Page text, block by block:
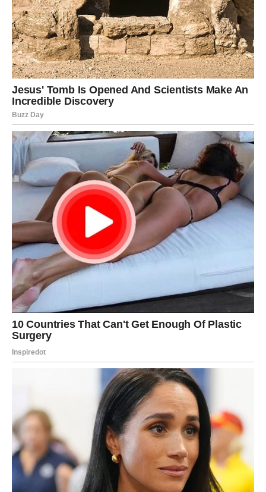
prednost je što se lako kombinuje sa raznim prilozima i
može se pripremiti unapred.
Ako još nisi probala ovu kombinaciju, sada je pravo vreme
da je uvrstiš u svoj nedeljni meni. Uz par začina i malo
ljubavi, dobićeš jelo
za koje će svi tražiti repete .
Prijatno!
PREUZMITE BESPLATNO!
⋆ KNJIGA SA RECEPTIMA ⋆
Upiši svoj email i preuzmi BESPLATNU
knjigu s receptima! Uživaj u jednostavnim
i ukusnim jelima koja će osvojiti tvoje
najdraže.
Jednim klikom preuzmi knjigu s najboljim
receptima!